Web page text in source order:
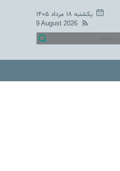
یکشنبه ۱۸ مرداد ۱۴۰۵
9 August 2026